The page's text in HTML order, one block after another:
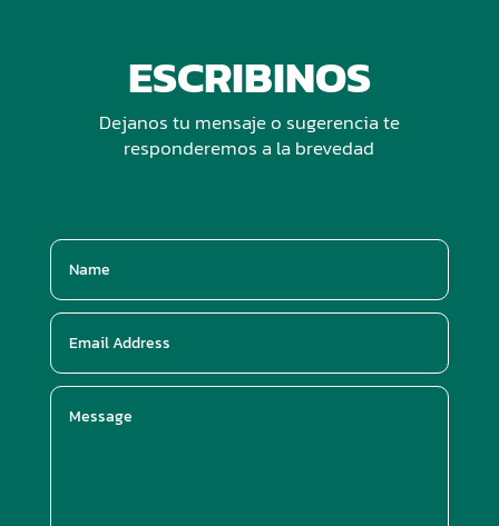
ESCRIBINOS
Dejanos tu mensaje o sugerencia te
responderemos a la brevedad